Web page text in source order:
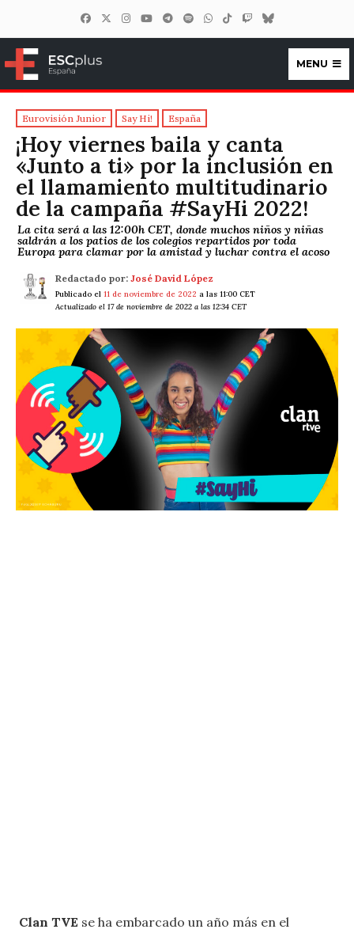
ESCplus España
MENU
Eurovisión Junior Say Hi! España
¡Hoy viernes baila y canta
«Junto a ti» por la inclusión en
el llamamiento multitudinario
de la campaña #SayHi 2022!
La cita será a las 12:00h CET, donde muchos niños y niñas
saldrán a los patios de los colegios repartidos por toda
Europa para clamar por la amistad y luchar contra el acoso
Redactado por: José David López
Publicado el 11 de noviembre de 2022 a las 11:00 CET
Actualizado el 17 de noviembre de 2022 a las 12:34 CET
Clan TVE se ha embarcado un año más en el